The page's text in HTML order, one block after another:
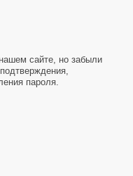
сайте, но забыли
пароля.